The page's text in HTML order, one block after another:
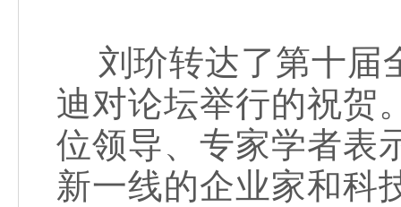
刘玠转达了第十届
迪对论坛举行的祝贺
位领导、专家学者表
新一线的企业家和科